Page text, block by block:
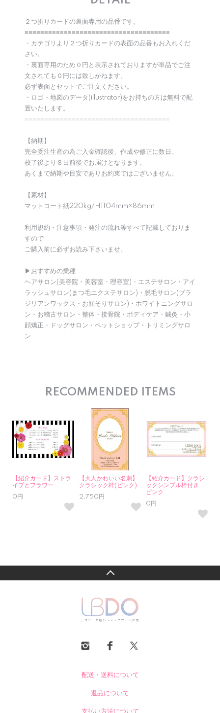
２つ折りカードの裏面専用の品番です。
≡≡≡≡≡≡≡≡≡≡≡≡≡≡≡≡≡≡≡≡≡≡≡≡≡≡≡≡≡≡≡≡≡≡≡≡≡
・カテゴリより２つ折りカードの表面の品番もお入れくだ
さい。
・裏面専用のため０円と表示されておりますが単品でご注
文されても０円には致しかねます。
必ず表面とセットでご注文ください。
・ロゴ・地図のデータ(illustrator)をお持ちの方は無料で配
置いたします。
≡≡≡≡≡≡≡≡≡≡≡≡≡≡≡≡≡≡≡≡≡≡≡≡≡≡≡≡≡≡≡≡≡≡≡≡≡
【納期】
完全受注生産の為ご入金確認後、作成や修正に数日、
校了後より８日前後でお届けとなります。
あくまで納期や目安でありお約束ではございません。
【素材】
マットコート紙220kg/H1104mm×86mm
利用規約・注意事項・発注の流れ等すべて記載しておりま
すので
ご購入前に必ずお読み下さいませ。
▶︎おすすめの業種
ヘアサロン(美容院・美容室・理容室)・エステサロン・アイ
ラッシュサロン(まつ毛エクステサロン)・脱毛サロン(ブラ
ジリアンワックス・お顔そりサロン)・ホワイトニングサロ
ン・お稽古サロン・整体・接骨院・ボディケア・鍼灸・小
顔矯正・ドッグサロン・ペットショップ・トリミングサロ
ン
RECOMMENDED ITEMS
【紹介カード】ストラ
イプとフラワー
0円
【大人かわいい名刺】
クラシック枠(ピンク)
2,750円
【紹介カード】クラシ
ックシンプル枠付き
ピンク
0円
配送・送料について
返品について
支払い方法について